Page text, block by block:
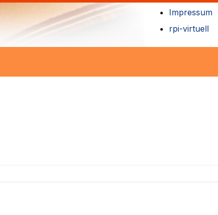
Impressum
rpi-virtuell